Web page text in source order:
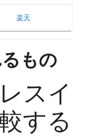
楽天
もの
スイ
する